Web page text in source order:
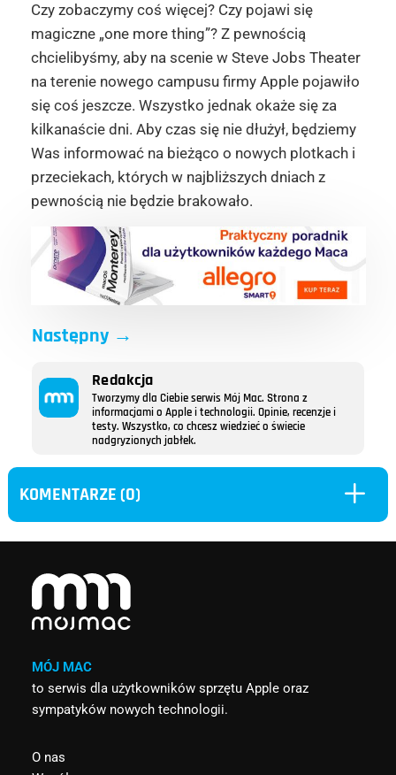
Czy zobaczymy coś więcej? Czy pojawi się
magiczne „one more thing”? Z pewnością
chcielibyśmy, aby na scenie w Steve Jobs Theater
na terenie nowego campusu firmy Apple pojawiło
się coś jeszcze. Wszystko jednak okaże się za
kilkanaście dni. Aby czas się nie dłużył, będziemy
Was informować na bieżąco o nowych plotkach i
przeciekach, których w najbliższych dniach z
pewnością nie będzie brakowało.
Następny→
Redakcja
Tworzymy dla Ciebie serwis Mój Mac. Strona z
informacjami o Apple i technologii. Opinie, recenzje i
testy. Wszystko, co chcesz wiedzieć o świecie
nadgryzionych jabłek.
KOMENTARZE (0) L
MÓJ MAC
to serwis dla użytkowników sprzętu Apple oraz
sympatyków nowych technologii.
O nas